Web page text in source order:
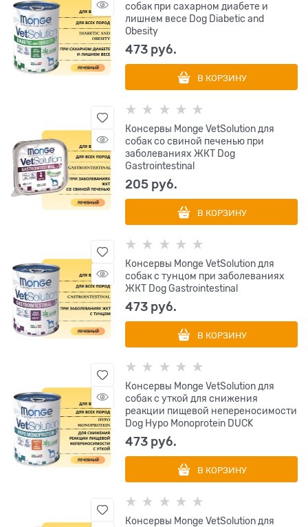
собак при сахарном диабете и
лишнем весе Dog Diabetic and
Obesity
473 руб.
В КОРЗИНУ
Консервы Monge VetSolution для
собак со свиной печенью при
заболеваниях ЖКТ Dog
Gastrointestinal
205 руб.
В КОРЗИНУ
Консервы Monge VetSolution для
собак с тунцом при заболеваниях
ЖКТ Dog Gastrointestinal
473 руб.
В КОРЗИНУ
Консервы Monge VetSolution для
собак с уткой для снижения
реакции пищевой непереносимости
Dog Hypo Monoprotein DUCK
473 руб.
В КОРЗИНУ
Консервы Monge VetSolution для